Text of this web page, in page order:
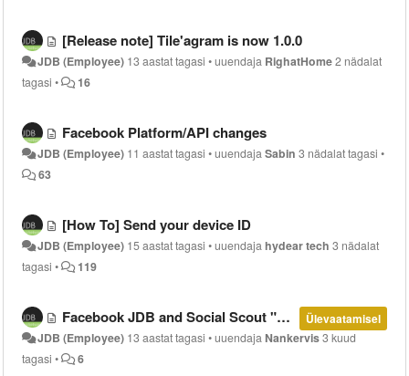
[Release note] Tile'agram is now 1.0.0
JDB (Employee) 13 aastat tagasi •uuendaja RighatHome2 nädalat
tagasi • 16
Facebook Platform/API changes
JDB (Employee) 11 aastat tagasi •uuendajaSabin 3 nädalat tagasi •
63
[How To] Send your device ID
JDB (Employee) 15 aastat tagasi •uuendajahydear tech 3 nädalat
tagasi • 119
Ülevaatamisel
Facebook JDB and Social Scout "discontinued" - What to do?
JDB (Employee) 13 aastat tagasi •uuendaja Nankervis3 kuud
tagasi • 6